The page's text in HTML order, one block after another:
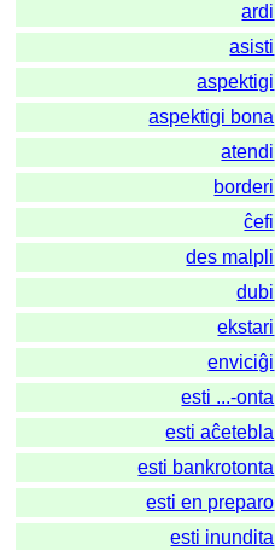
ardi
asisti
aspektigi
aspektigi bona
atendi
borderi
ĉefi
des malpli
dubi
ekstari
enviciĝi
esti ...-onta
esti aĉetebla
esti bankrotonta
esti en preparo
esti inundita